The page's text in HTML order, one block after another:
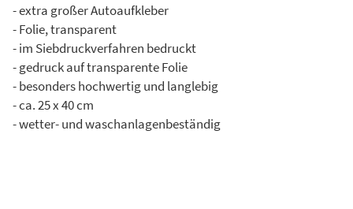
- extra großer Autoaufkleber
- Folie, transparent
- im Siebdruckverfahren bedruckt
- gedruck auf transparente Folie
- besonders hochwertig und langlebig
- ca. 25 x 40 cm
- wetter- und waschanlagenbeständig